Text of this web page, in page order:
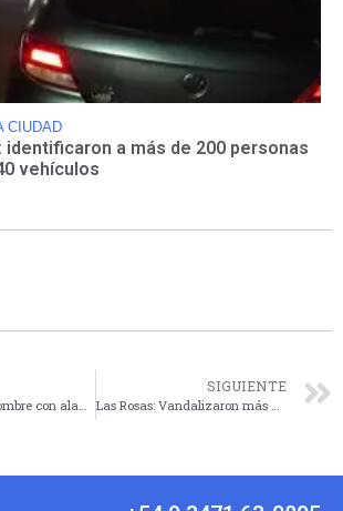
CIUDAD
identificaron a más de 200 personas
vehículos
Detienen a un hombre con alambre robado de un predio de AFA
SIGUIENTE
Las Rosas: Vandalizaron más de 15 bochas de alumbrado público